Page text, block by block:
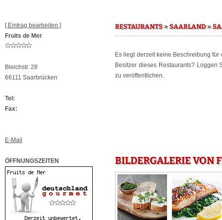
[ Eintrag bearbeiten ]
Fruits de Mer
Bleichstr. 28
66111 Saarbrücken
Tel:
Fax:
E-Mail
ÖFFNUNGSZEITEN
RESTAURANTS»SAARLAND»
Es liegt derzeit keine Beschreibung für
Besitzer dieses Restaurants? Loggen
zu veröffentlichen.
BILDERGALERIE VON